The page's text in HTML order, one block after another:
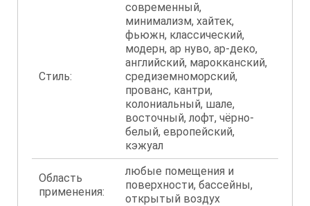
Стиль:
современный,
минимализм, хайтек,
фьюжн, классический,
модерн, ар нуво, ар-деко,
английский, марокканский,
средиземноморский,
прованс, кантри,
колониальный, шале,
восточный, лофт, чёрно-
белый, европейский,
кэжуал
Область
применения:
любые помещения и
поверхности, бассейны,
открытый воздух